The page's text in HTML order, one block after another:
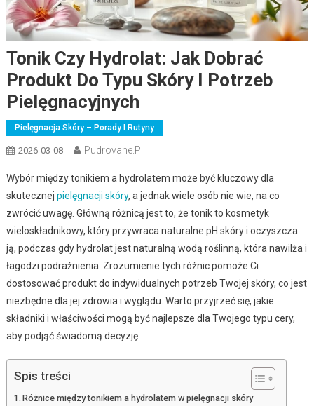
Tonik Czy Hydrolat: Jak Dobrać
Produkt Do Typu Skóry I Potrzeb
Pielęgnacyjnych
Pielęgnacja Skóry – Porady I Rutyny
2026-03-08 Pudrovane.pl
Wybór między tonikiem a hydrolatem może być kluczowy dla
skutecznej pielęgnacji skóry, a jednak wiele osób nie wie, na co
zwrócić uwagę. Główną różnicą jest to, że tonik to kosmetyk
wieloskładnikowy, który przywraca naturalne pH skóry i oczyszcza
ją, podczas gdy hydrolat jest naturalną wodą roślinną, która nawilża i
łagodzi podrażnienia. Zrozumienie tych różnic pomoże Ci
dostosować produkt do indywidualnych potrzeb Twojej skóry, co jest
niezbędne dla jej zdrowia i wyglądu. Warto przyjrzeć się, jakie
składniki i właściwości mogą być najlepsze dla Twojego typu cery,
aby podjąć świadomą decyzję.
Spis treści
Różnice między tonikiem a hydrolatem w pielęgnacji skóry